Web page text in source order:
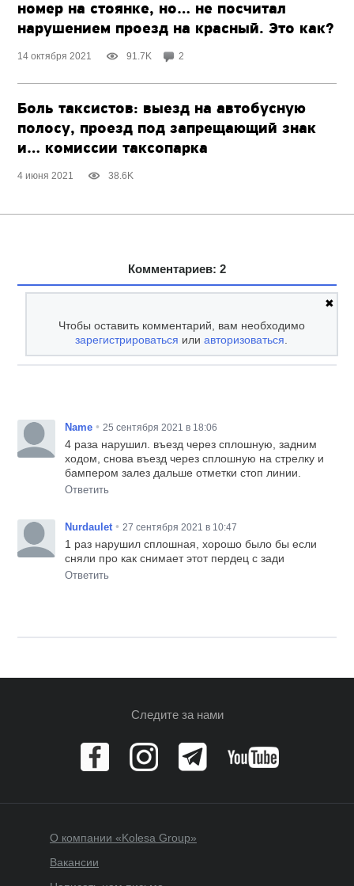
номер на стоянке, но… не посчитал
нарушением проезд на красный. Это как?
14 октября 2021 91.7K 2
Боль таксистов: выезд на автобусную
полосу, проезд под запрещающий знак
и… комиссии таксопарка
4 июня 2021 38.6K
Комментариев: 2
✖
Чтобы оставить комментарий, вам необходимо
зарегистрироваться илиавторизоваться
Name • 25 сентября 2021 в 18:06
4 раза нарушил. въезд через сплошную, задним
ходом, снова въезд через сплошную на стрелку и
бампером залез дальше отметки стоп линии.
Ответить
Nurdaulet • 27 сентября 2021 в 10:47
1 раз нарушил сплошная, хорошо было бы если
сняли про как снимает этот пердец с зади
Ответить
Следите за нами
О компании «Kolesa Group»
Вакансии